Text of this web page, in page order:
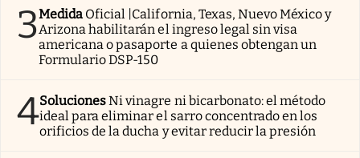
3Medida Oficial |California, Texas, Nuevo México y
Arizona habilitarán el ingreso legal sin visa
americana o pasaporte a quienes obtengan un
Formulario DSP-150
4SolucionesNi vinagre ni bicarbonato: el método
ideal para eliminar el sarro concentrado en los
orificios de la ducha y evitar reducir la presión